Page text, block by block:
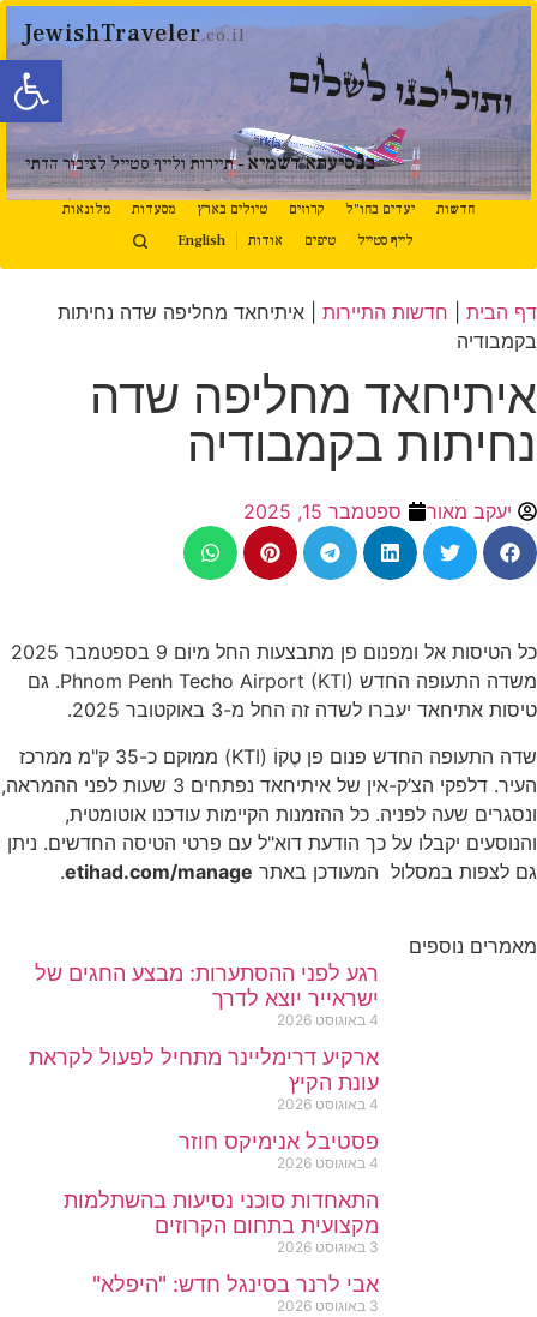
JewishTraveler.co.il
ותוליכנו לשלום
בנסיעתא דשמיא - תיירות ולייף סטייל לציבור הדתי
חדשות יעדים בחו"ל קרוזים טיולים בארץ מסעדות
מלונאות
לייף סטייל
טיפים אודות English
דף הבית חדשות התיירות
איתיחאד מחליפה שדה נחיתות
בקמבודיה
איתיחאד מחליפה שדה
נחיתות בקמבודיה
יעקב מאור ספטמבר 15, 2025
כל הטיסות אל ומפנום פן מתבצעות החל מיום 9 בספטמבר 2025
משדה התעופה החדש Phnom Penh Techo Airport (KTI). גם
טיסות אתיחאד יעברו לשדה זה החל מ-3 באוקטובר 2025.
שדה התעופה החדש פנום פן טֶקוֹ (KTI) ממוקם כ-35 ק"מ ממרכז
העיר. דלפקי הצ’ק-אין של איתיחאד נפתחים 3 שעות לפני ההמראה,
ונסגרים שעה לפניה. כל ההזמנות הקיימות עודכנו אוטומטית,
והנוסעים יקבלו על כך הודעת דוא"ל עם פרטי הטיסה החדשים. ניתן
גם לצפות במסלול המעודכן באתר etihad.com/manage
.
מאמרים נוספים
רגע לפני ההסתערות: מבצע החגים של
ישראייר יוצא לדרך
4 באוגוסט 2026
ארקיע דרימליינר מתחיל לפעול לקראת
עונת הקיץ
4 באוגוסט 2026
פסטיבל אנימיקס חוזר
4 באוגוסט 2026
התאחדות סוכני נסיעות בהשתלמות
מקצועית בתחום הקרוזים
3 באוגוסט 2026
אבי לרנר בסינגל חדש: "היפלא"
3 באוגוסט 2026
פתח